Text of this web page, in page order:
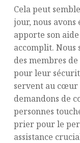
Cela peut
jour, nous avons
apporte son
accomplit. Nous
des membres
pour leur
servent au cœur
demandons de
personnes
prier pour le
assistance